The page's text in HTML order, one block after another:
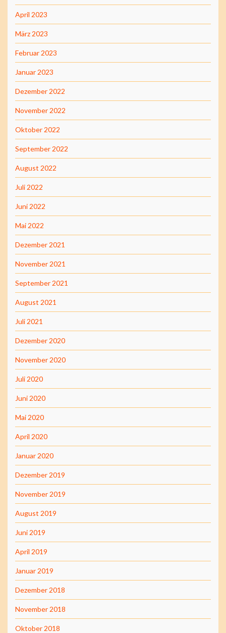
April 2023
März 2023
Februar 2023
Januar 2023
Dezember 2022
November 2022
Oktober 2022
September 2022
August 2022
Juli 2022
Juni 2022
Mai 2022
Dezember 2021
November 2021
September 2021
August 2021
Juli 2021
Dezember 2020
November 2020
Juli 2020
Juni 2020
Mai 2020
April 2020
Januar 2020
Dezember 2019
November 2019
August 2019
Juni 2019
April 2019
Januar 2019
Dezember 2018
November 2018
Oktober 2018